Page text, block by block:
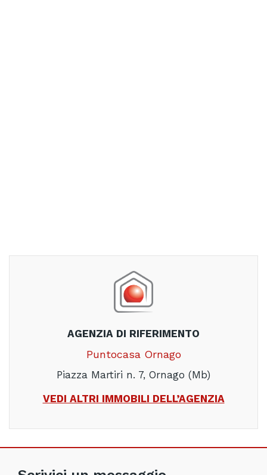
AGENZIA DI RIFERIMENTO
Puntocasa Ornago
Piazza Martiri n. 7, Ornago (Mb)
VEDI ALTRI IMMOBILI DELL’AGENZIA